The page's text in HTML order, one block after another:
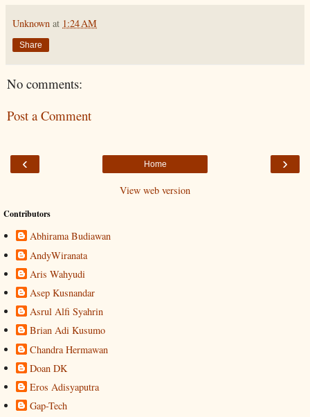
Unknown at 1:24 AM
Share
No comments:
Post a Comment
‹ ›
Home
View web version
Contributors
Abhirama Budiawan
AndyWiranata
Aris Wahyudi
Asep Kusnandar
Asrul Alfi Syahrin
Brian Adi Kusumo
Chandra Hermawan
Doan DK
Eros Adisyaputra
Gap-Tech